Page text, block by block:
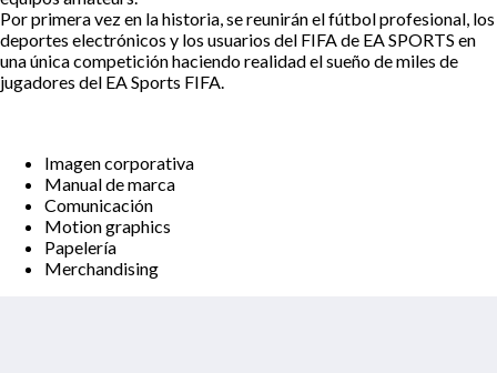
Por primera vez en la historia, se reunirán el fútbol profesional, los
deportes electrónicos y los usuarios del FIFA de EA SPORTS en
una única competición haciendo realidad el sueño de miles de
jugadores del EA Sports FIFA.
Imagen corporativa
Manual de marca
Comunicación
Motion graphics
Papelería
Merchandising